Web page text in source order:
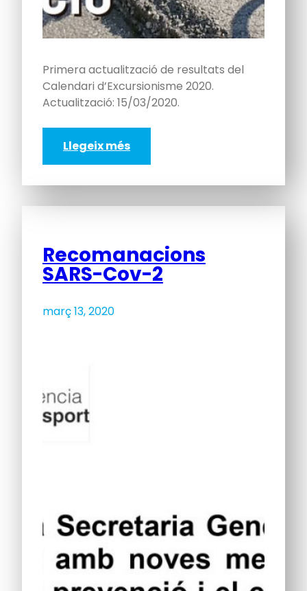
Primera actualització de resultats del
Calendari d’Excursionisme 2020.
Actualització: 15/03/2020.
Llegeix més
Recomanacions
SARS-Cov-2
març 13, 2020